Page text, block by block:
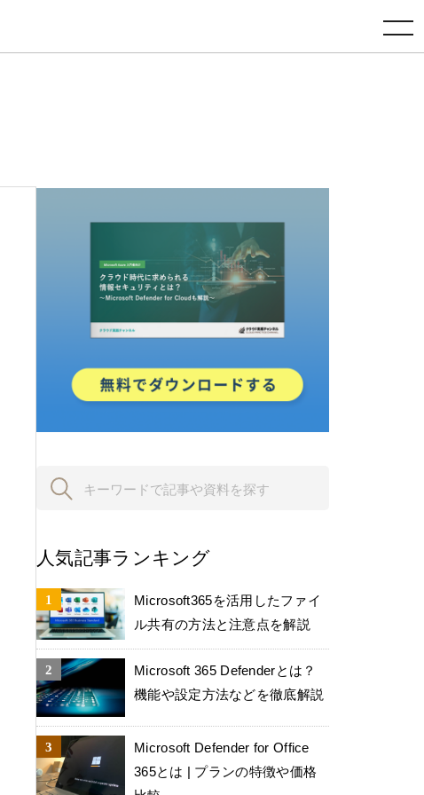
toggle navigation
人気記事ランキング
Microsoft365を活用したファイ
ル共有の方法と注意点を解説
Microsoft 365 Defenderとは？
機能や設定方法などを徹底解説
Microsoft Defender for Office
365とは | プランの特徴や価格